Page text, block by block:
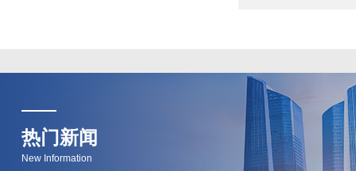
热门新闻
New Information